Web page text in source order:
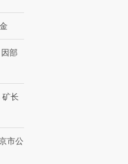
CFO：不靠规模取胜，华
部
长
市公